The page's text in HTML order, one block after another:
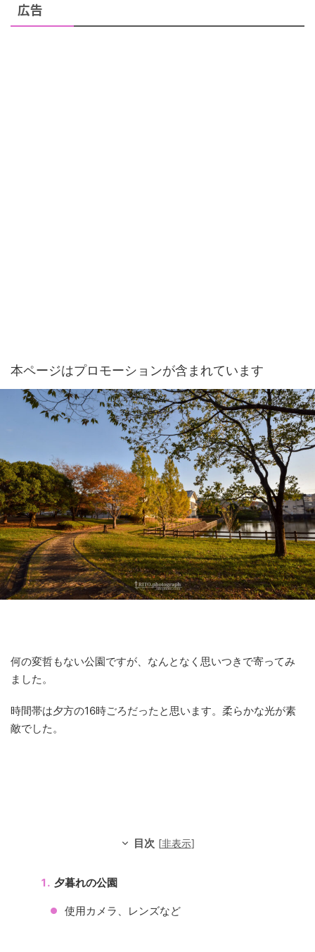
広告
本ページはプロモーションが含まれています
何の変哲もない公園ですが、なんとなく思いつきで寄ってみ
ました。
時間帯は夕方の16時ごろだったと思います。柔らかな光が素
敵でした。
目次 [非表示]
夕暮れの公園
使用カメラ、レンズなど